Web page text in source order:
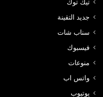
تيك توك
جديد التقينة
سناب شات
فيسبوك
منوعات
واتس اب
يوتيوب